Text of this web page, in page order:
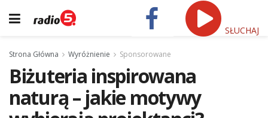
SŁUCHAJ
Strona Główna Wyróżnienie Sponsorowane
Biżuteria inspirowana
naturą – jakie motywy